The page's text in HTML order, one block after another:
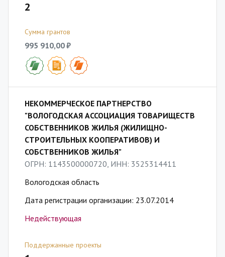
2
Сумма грантов
995 910,00 ₽
НЕКОММЕРЧЕСКОЕ ПАРТНЕРСТВО
"ВОЛОГОДСКАЯ АССОЦИАЦИЯ ТОВАРИЩЕСТВ
СОБСТВЕННИКОВ ЖИЛЬЯ (ЖИЛИЩНО-
СТРОИТЕЛЬНЫХ КООПЕРАТИВОВ) И
СОБСТВЕННИКОВ ЖИЛЬЯ"
ОГРН: 1143500000720, ИНН: 3525314411
Вологодская область
Дата регистрации организации: 23.07.2014
Недействующая
Поддержанные проекты